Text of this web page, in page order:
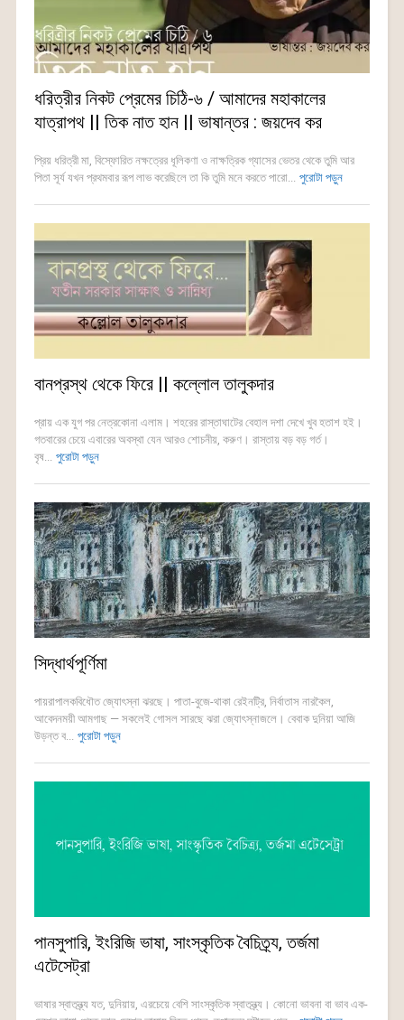
ধরিত্রীর নিকট প্রেমের চিঠি-৬ / আমাদের মহাকালের
যাত্রাপথ || তিক নাত হান || ভাষান্তর : জয়দেব কর
প্রিয় ধরিত্রী মা, বিস্ফোরিত নক্ষত্রের ধূলিকণা ও নাক্ষত্রিক গ্যাসের ভেতর থেকে তুমি আর
পিতা সূর্য যখন প্রথমবার রূপ লাভ করেছিলে তা কি তুমি মনে করতে পারো... পুরোটা পড়ুন
বানপ্রস্থ থেকে ফিরে || কল্লোল তালুকদার
প্রায় এক যুগ পর নেত্রকোনা এলাম। শহরের রাস্তাঘাটের বেহাল দশা দেখে খুব হতাশ হই।
গতবারের চেয়ে এবারের অবস্থা যেন আরও শোচনীয়, করুণ। রাস্তায় বড় বড় গর্ত।
বৃষ... পুরোটা পড়ুন
সিদ্ধার্থপূর্ণিমা
পায়রাপালকবিধৌত জ্যোৎস্না ঝরছে। পাতা-বুজে-থাকা রেইনট্রি, নির্বাতাস নারকৈল,
আবেদনময়ী আমগাছ — সকলেই গোসল সারছে ঝরা জ্যোৎস্নাজলে। বেবাক দুনিয়া আজি
উড়ন্ত ব... পুরোটা পড়ুন
পানসুপারি, ইংরিজি ভাষা, সাংস্কৃতিক বৈচিত্র্য, তর্জমা
এটেসেট্রা
ভাষার স্বাতন্ত্র্য যত, দুনিয়ায়, এরচেয়ে বেশি সাংস্কৃতিক স্বাতন্ত্র্য। কোনো ভাবনা বা ভাব এক-